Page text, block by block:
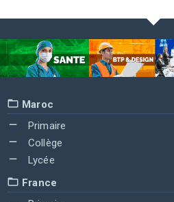
Maroc
Primaire
Collège
Lycée
France